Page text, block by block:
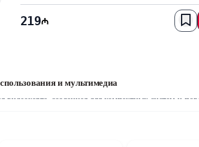
219
и мультимедиа
созданная для компактных систем и